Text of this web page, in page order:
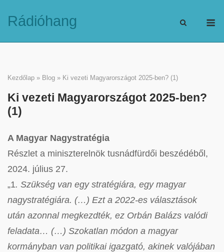
Rádióhang
Kezdőlap » Blog » Ki vezeti Magyarországot 2025-ben? (1)
Ki vezeti Magyarországot 2025-ben?
(1)
A Magyar Nagystratégia
Részlet a miniszterelnök tusnádfürdői beszédéből,
2024. július 27.
„1. Szükség van egy stratégiára, egy magyar
nagystratégiára. (…) Ezt a 2022-es választások
után azonnal megkezdték, ez Orbán Balázs valódi
feladata… (…) Szokatlan módon a magyar
kormányban van politikai igazgató, akinek valójában